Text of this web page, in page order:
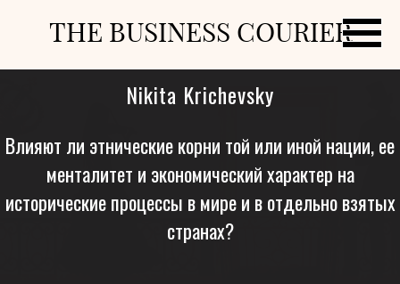
THE BUSINESS COURIER
Nikita Krichevsky
Влияют ли этнические корни той или иной нации, ее
менталитет и экономический характер на
исторические процессы в мире и в отдельно взятых
странах?